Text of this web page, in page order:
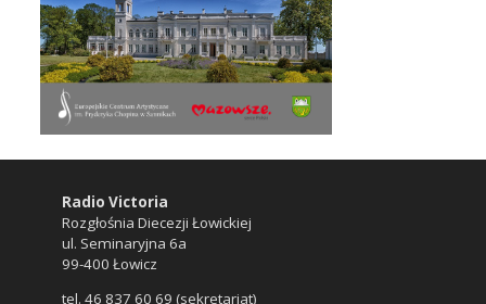
Radio Victoria
Rozgłośnia Diecezji Łowickiej
ul. Seminaryjna 6a
99-400 Łowicz
tel. 46 837 60 69 (sekretariat)